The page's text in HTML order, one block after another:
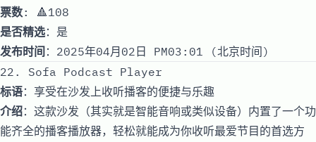
票数: 🔺108
是否精选：是
发布时间 ：2025年04月02日 PM03:01 (北京时间)
22. Sofa Podcast Player
标语：享受在沙发上收听播客的便捷与乐趣
介绍：这款沙发（其实就是智能音响或类似设备）内置了一个功
能齐全的播客播放器，轻松就能成为你收听最爱节目的首选方